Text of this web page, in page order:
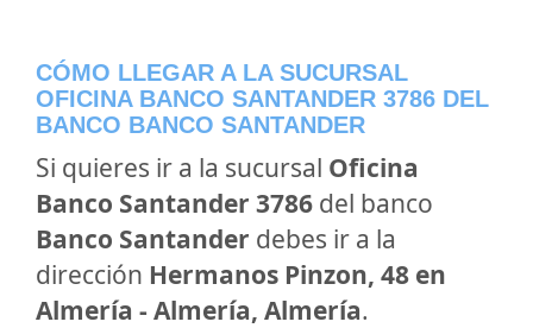
CÓMO LLEGAR A LA SUCURSAL
OFICINA BANCO SANTANDER 3786 DEL
BANCO BANCO SANTANDER
Si quieres ir a la sucursal Oficina
Banco Santander 3786 del banco
Banco Santander debes ir a la
dirección Hermanos Pinzon, 48 en
Almería - Almería, Almería.